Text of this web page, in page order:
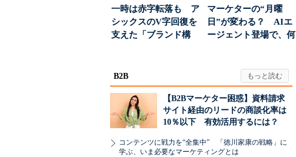
一時は赤字転落も ア
シックスのV字回復を
支えた「ブランド構
マーケターの“月曜
日”が変わる？ AIエ
ージェント登場で、何
B2B
【B2Bマーケター困惑】資料請求
サイト経由のリードの商談化率は
10％以下 有効活用するには？
コンテンツに戦力を“全集中” 「徳川家康の戦略」に
学ぶ、いま必要なマーケティングとは